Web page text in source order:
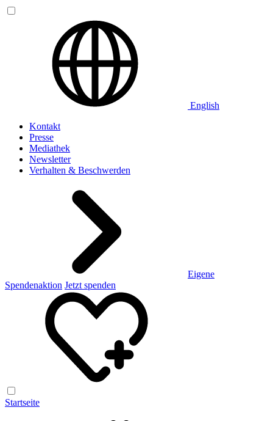
English
Kontakt
Presse
Mediathek
Newsletter
Verhalten & Beschwerden
Eigene
Spendenaktion Jetzt spenden
Startseite